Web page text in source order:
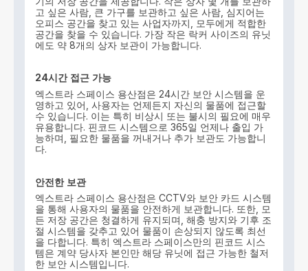
고 싶은 사람, 큰 가구를 보관하고 싶은 사람, 심지어는
오피스 공간을 찾고 있는 사업자까지, 모두에게 적합한
공간을 찾을 수 있습니다. 가장 작은 락커 사이즈의 유닛
에도 약 8개의 상자 보관이 가능합니다.
24시간 접근 가능
엑스트라 스페이스 용산점은 24시간 보안 시스템을 운
영하고 있어, 사용자는 언제든지 자신의 물품에 접근할
수 있습니다. 이는 특히 비상시 또는 불시의 필요에 매우
유용합니다. 핀코드 시스템으로 365일 언제나 출입 가
능하며, 필요한 물품을 꺼내거나 추가 보관도 가능합니
다.
안전한 보관
엑스트라 스페이스 용산점은 CCTV와 보안 카드 시스템
을 통해 사용자의 물품을 안전하게 보관합니다. 또한, 모
든 저장 공간은 청결하게 유지되며, 해충 방지와 기후 조
절 시스템을 갖추고 있어 물품이 손상되지 않도록 최선
을 다합니다. 특히 엑스트라 스페이스만의 핀코드 시스
템은 계약 당사자 본인만 해당 유닛에 접근 가능한 철저
한 보안 시스템입니다.